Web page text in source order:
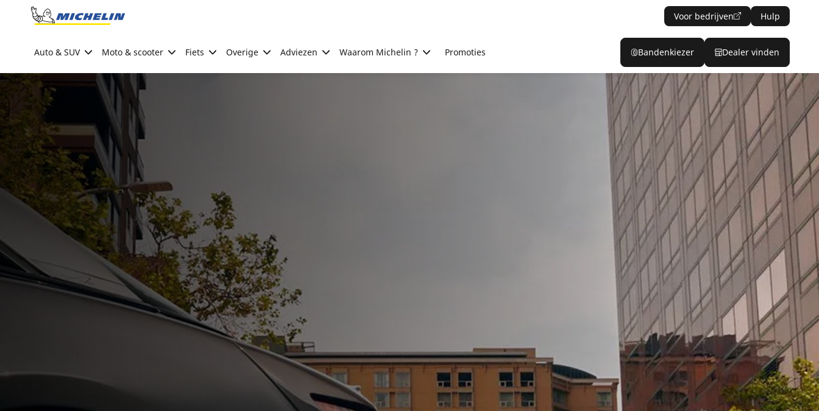
Go to page content
Voor bedrijven Hulp
Auto & SUV Moto & scooter Fiets Overige Adviezen Waarom Michelin ? Promoties Bandenkiezer Dealer vinden